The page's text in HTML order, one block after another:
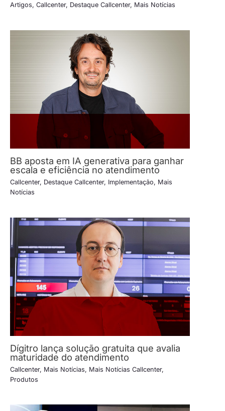
Artigos, Callcenter, Destaque Callcenter, Mais Notícias
BB aposta em IA generativa para ganhar
escala e eficiência no atendimento
Callcenter, Destaque Callcenter, Implementação, Mais
Notícias
Dígitro lança solução gratuita que avalia
maturidade do atendimento
Callcenter, Mais Notícias, Mais Notícias Callcenter,
Produtos